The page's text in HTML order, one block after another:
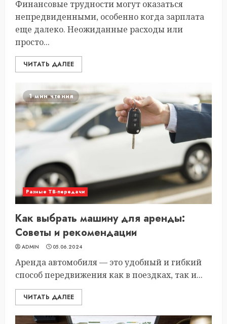
Финансовые трудности могут оказаться
непредвиденными, особенно когда зарплата
еще далеко. Неожиданные расходы или
просто...
ЧИТАТЬ ДАЛЕЕ
1 мин чтения
Разные ТВ-передачи
Как выбрать машину для аренды:
Советы и рекомендации
ADMIN 05.06.2024
Аренда автомобиля — это удобный и гибкий
способ передвижения как в поездках, так и...
ЧИТАТЬ ДАЛЕЕ